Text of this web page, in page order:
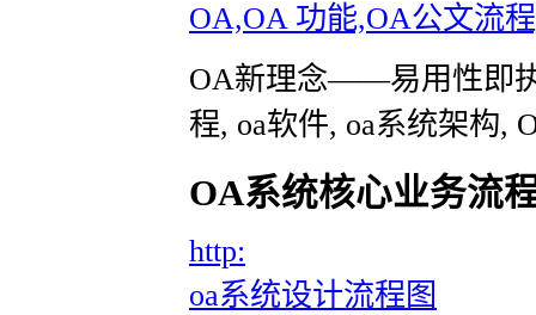
OA,OA 功能,OA公文流
OA新理念——易用性即
程, oa软件, oa系统架构,
OA系统核心业务流
http:
oa系统设计流程图